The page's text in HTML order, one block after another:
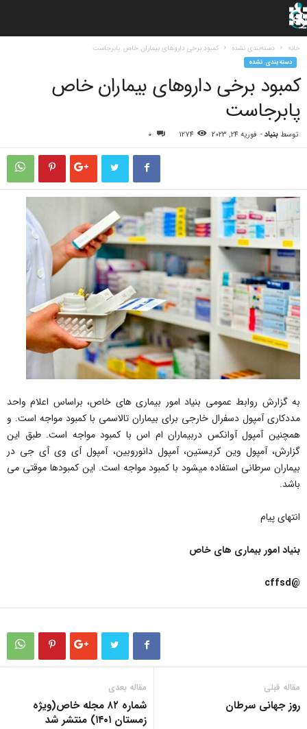
خانه دسته‌بندی نشده کمبود برخی داروهای بیماران خاص پابرجاست
دسته‌بندی نشده
کمبود برخی داروهای بیماران خاص
پابرجاست
توسط بنیاد- فوریه 24, 2023 1274
0
به گزارش روابط عمومی بنیاد امور بیماری های خاص، براساس اعلام واحد
مددکاری آمپول دسفرال خارجی برای بیماران تالاسمی با کمبود مواجه است. و
همچنین آمپول آوانکس دربیماران ام اس با کمبود مواجه است. طبق این
گزارش، آمپول وین کریستین، آمپول دانوروبین، آمپول آی وی آی جی در
بیماران سرطانی استفاده میشود با کمبود مواجه است. این کمبودها موقتی می
باشد.
انتهای پیام
بنیاد امور بیماری های خاص
@cffsd
مقاله قبلی
روز جهانی سرطان
مقاله بعدی
شماره ۸۲ مجله خاص(ویژه
زمستان ۱۴۰۱) منتشر شد